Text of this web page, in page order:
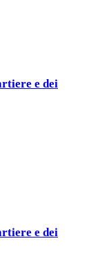
e dei
e dei